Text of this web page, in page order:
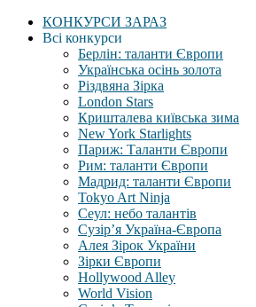
КОНКУРСИ ЗАРАЗ
Всі конкурси
Берлін: таланти Європи
Українська осінь золота
Різдвяна Зірка
London Stars
Кришталева київська зима
New York Starlights
Париж: Таланти Європи
Рим: таланти Європи
Мадрид: таланти Європи
Tokyo Art Ninja
Сеул: небо талантів
Сузір’я Україна-Європа
Алея Зірок України
Зірки Європи
Hollywood Alley
World Vision